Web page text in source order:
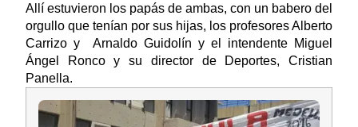
Allí estuvieron los papás de ambas, con un babero del
orgullo que tenían por sus hijas, los profesores Alberto
Carrizo y Arnaldo Guidolín y el intendente Miguel
Ángel Ronco y su director de Deportes, Cristian
Panella.